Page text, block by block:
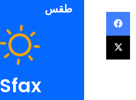
طقس
Sfax
فيسبوك
‫X